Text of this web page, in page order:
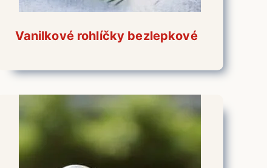
Vanilkové rohlíčky bezlepkové